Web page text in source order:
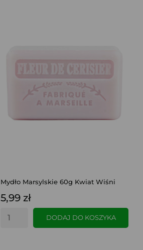
Mydło Marsylskie 60g Kwiat Wiśni
5,99 zł
DODAJ DO KOSZYKA
SZYBKI PODGLĄD